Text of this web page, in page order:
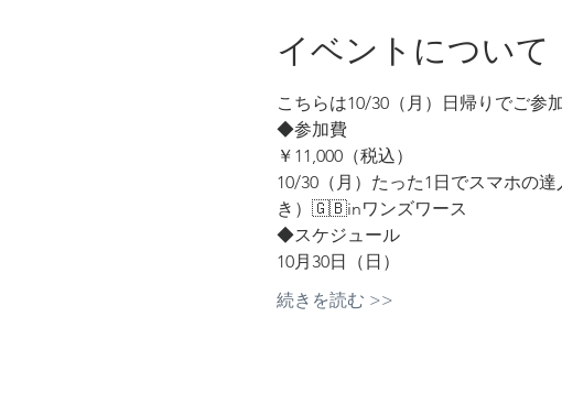
イベントについて
こちらは10/30（月）日帰りでご参
◆参加費
￥11,000（税込）
10/30（月）たった1日でスマホの
き）🇬🇧inワンズワース
◆スケジュール
10月30日（日）
続きを読む >>